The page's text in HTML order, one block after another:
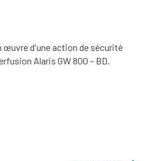
œuvre d'une action de sécurité
Alaris GW 800 – BD.